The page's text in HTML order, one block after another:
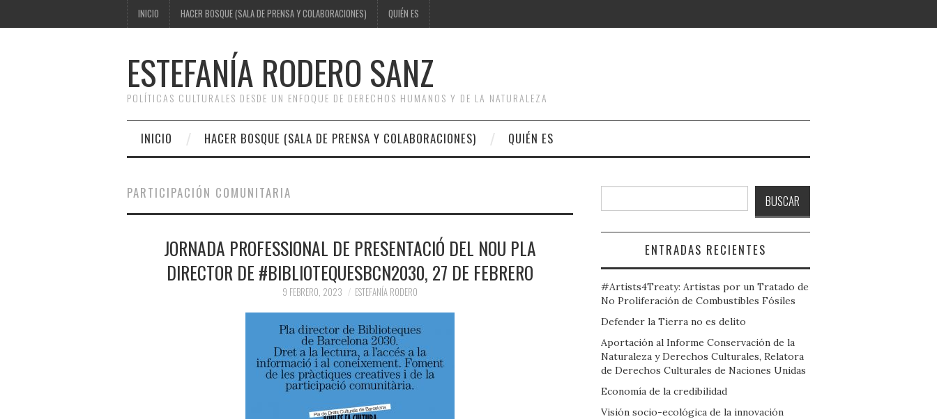
INICIO HACER BOSQUE (SALA DE PRENSA Y COLABORACIONES) QUIÉN ES
ESTEFANÍA RODERO SANZ
POLÍTICAS CULTURALES DESDE UN ENFOQUE DE DERECHOS HUMANOS Y DE LA NATURALEZA
INICIO HACER BOSQUE (SALA DE PRENSA Y COLABORACIONES) QUIÉN ES
PARTICIPACIÓN COMUNITARIA
JORNADA PROFESSIONAL DE PRESENTACIÓ DEL NOU PLA
DIRECTOR DE #BIBLIOTEQUESBCN2030, 27 DE FEBRERO
9 FEBRERO, 2023 ESTEFANÍA RODERO
BUSCAR
ENTRADAS RECIENTES
#Artists4Treaty: Artistas por un Tratado de
No Proliferación de Combustibles Fósiles
Defender la Tierra no es delito
Aportación al Informe Conservación de la
Naturaleza y Derechos Culturales, Relatora
de Derechos Culturales de Naciones Unidas
Economía de la credibilidad
Visión socio-ecológica de la innovación